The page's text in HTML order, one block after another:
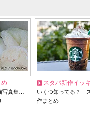
め
写真集…
スタバ新作イッ
いくつ知ってる？
作まとめ